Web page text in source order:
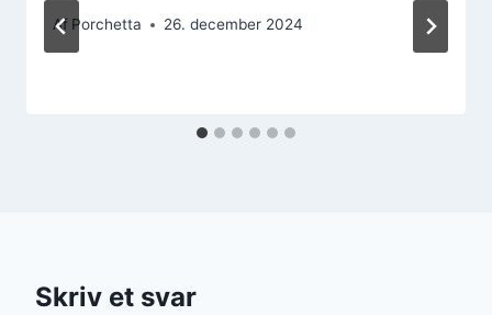
Af Porchetta 26. december 2024
Skriv et svar